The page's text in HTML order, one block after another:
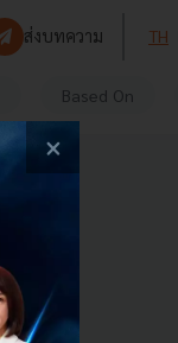
ส่งบทความ TH
Based On
×